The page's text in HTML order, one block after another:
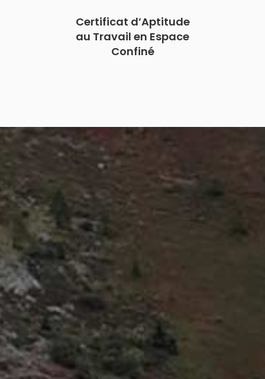
Certificat d’Aptitude
au Travail en Espace
Confiné